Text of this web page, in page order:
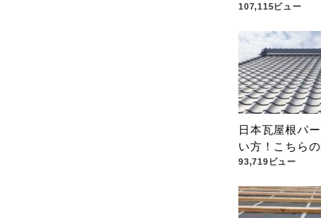
107,115ビュー
日本瓦屋根パ
い方！こちら
93,719ビュー